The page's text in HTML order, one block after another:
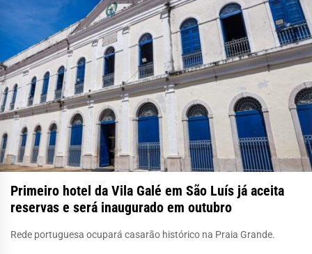
Primeiro hotel da Vila Galé em São Luís já aceita
reservas e será inaugurado em outubro
Rede portuguesa ocupará casarão histórico na Praia Grande.